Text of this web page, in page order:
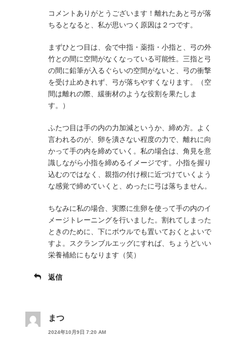
コメントありがとうございます！離れたあと弓が落
ちるとなると、私が思いつく原因は２つです。
まずひとつ目は、会で中指・薬指・小指と、弓の外
竹との間に空間がなくなっている可能性。三指と弓
の間に鉛筆が入るぐらいの空間がないと、弓の衝撃
を受け止めきれず、弓が落ちやすくなります。（空
間は離れの際、緩衝材のような役割を果たしま
す。）
ふたつ目は手の内の力加減というか、締め方。よく
言われるのが、卵を潰さない程度の力で、離れに向
かって手の内を締めていく。私の場合は、角見を意
識しながら小指を締めるイメージです。小指を握り
込むのではなく、親指の付け根に近づけていくよう
な感覚で締めていくと、めったに弓は落ちません。
ちなみに私の場合、実際に生卵を使って手の内のイ
メージトレーニングを行いました。割れてしまった
ときのために、下にボウルでも置いておくとよいで
すよ。スクランブルエッグにすれば、ちょうどいい
栄養補給にもなります（笑）
返信
まつ
2024年10月9日 7:20 AM